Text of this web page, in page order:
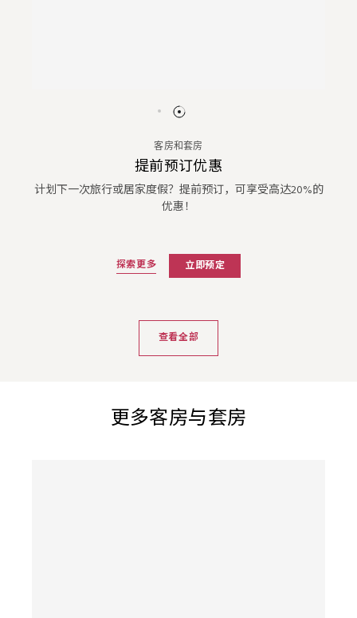
客房和套房
提前预订优惠
计划下一次旅行或居家度假？提前预订，可享受高达20%的
优惠！
探索更多 立即预定
查看全部
更多客房与套房